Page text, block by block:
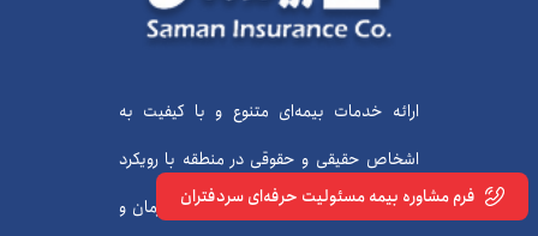
فرم مشاوره بیمه مسئولیت حرفه‌ای سردفتران
ارائه خدمات بیمه‌ای متنوع و با کیفیت به
اشخاص حقیقی و حقوقی در منطقه با رویکرد
نوآورانه، ماموریت ما در راه رسیدن به آرمان و